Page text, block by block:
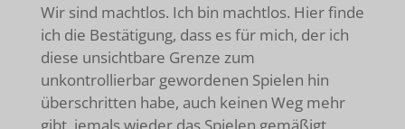
Wir sind machtlos. Ich bin machtlos. Hier finde
ich die Bestätigung, dass es für mich, der ich
diese unsichtbare Grenze zum
unkontrollierbar gewordenen Spielen hin
überschritten habe, auch keinen Weg mehr